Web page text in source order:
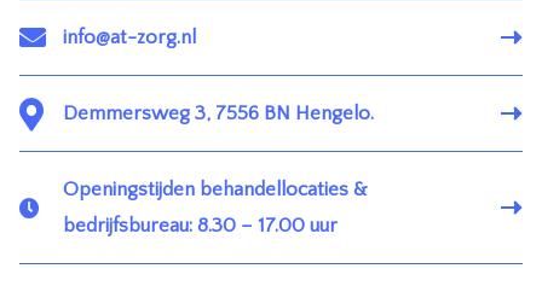
info@at-zorg.nl
Demmersweg 3, 7556 BN Hengelo.
Openingstijden behandellocaties &
bedrijfsbureau: 8.30 – 17.00 uur